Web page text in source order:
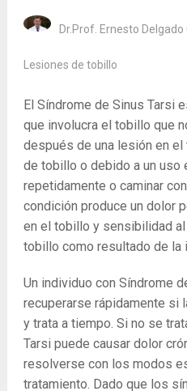
Dr.Prof. Ernesto Delgado
Lesiones de tobillo
El Síndrome de Sinus Tarsi
que involucra el tobillo que
después de una lesión en
de tobillo o debido a un uso
repetidamente o caminar
condición produce un dolor
en el tobillo y sensibilidad
tobillo como resultado de la
Un individuo con Síndrome
recuperarse rápidamente si
y trata a tiempo. Si no se
Tarsi puede causar dolor
resolverse con los modos
tratamiento. Dado que los